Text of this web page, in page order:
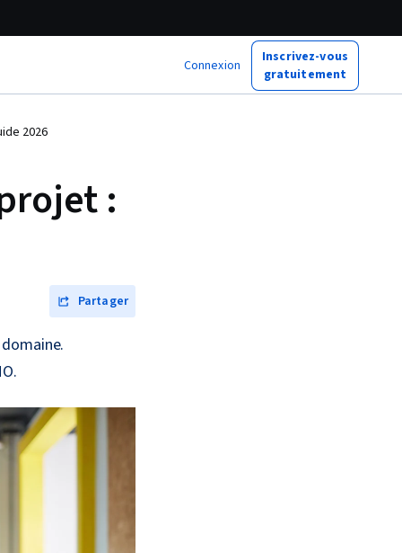
Connexion
Inscrivez-vous
gratuitement
2026
:
Partager